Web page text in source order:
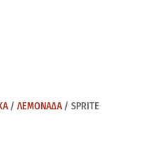
/ ΛΕΜΟΝΑΔΑ/ SPRITE